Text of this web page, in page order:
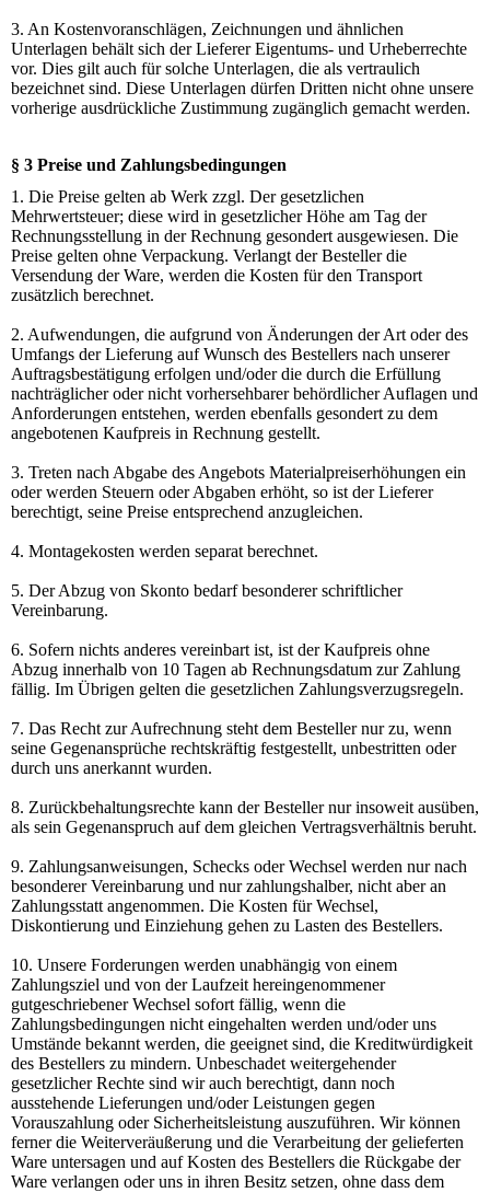
3. An Kostenvoranschlägen, Zeichnungen und ähnlichen
Unterlagen behält sich der Lieferer Eigentums- und Urheberrechte
vor. Dies gilt auch für solche Unterlagen, die als vertraulich
bezeichnet sind. Diese Unterlagen dürfen Dritten nicht ohne unsere
vorherige ausdrückliche Zustimmung zugänglich gemacht werden.
§ 3 Preise und Zahlungsbedingungen
1. Die Preise gelten ab Werk zzgl. Der gesetzlichen
Mehrwertsteuer; diese wird in gesetzlicher Höhe am Tag der
Rechnungsstellung in der Rechnung gesondert ausgewiesen. Die
Preise gelten ohne Verpackung. Verlangt der Besteller die
Versendung der Ware, werden die Kosten für den Transport
zusätzlich berechnet.
2. Aufwendungen, die aufgrund von Änderungen der Art oder des
Umfangs der Lieferung auf Wunsch des Bestellers nach unserer
Auftragsbestätigung erfolgen und/oder die durch die Erfüllung
nachträglicher oder nicht vorhersehbarer behördlicher Auflagen und
Anforderungen entstehen, werden ebenfalls gesondert zu dem
angebotenen Kaufpreis in Rechnung gestellt.
3. Treten nach Abgabe des Angebots Materialpreiserhöhungen ein
oder werden Steuern oder Abgaben erhöht, so ist der Lieferer
berechtigt, seine Preise entsprechend anzugleichen.
4. Montagekosten werden separat berechnet.
5. Der Abzug von Skonto bedarf besonderer schriftlicher
Vereinbarung.
6. Sofern nichts anderes vereinbart ist, ist der Kaufpreis ohne
Abzug innerhalb von 10 Tagen ab Rechnungsdatum zur Zahlung
fällig. Im Übrigen gelten die gesetzlichen Zahlungsverzugsregeln.
7. Das Recht zur Aufrechnung steht dem Besteller nur zu, wenn
seine Gegenansprüche rechtskräftig festgestellt, unbestritten oder
durch uns anerkannt wurden.
8. Zurückbehaltungsrechte kann der Besteller nur insoweit ausüben,
als sein Gegenanspruch auf dem gleichen Vertragsverhältnis beruht.
9. Zahlungsanweisungen, Schecks oder Wechsel werden nur nach
besonderer Vereinbarung und nur zahlungshalber, nicht aber an
Zahlungsstatt angenommen. Die Kosten für Wechsel,
Diskontierung und Einziehung gehen zu Lasten des Bestellers.
10. Unsere Forderungen werden unabhängig von einem
Zahlungsziel und von der Laufzeit hereingenommener
gutgeschriebener Wechsel sofort fällig, wenn die
Zahlungsbedingungen nicht eingehalten werden und/oder uns
Umstände bekannt werden, die geeignet sind, die Kreditwürdigkeit
des Bestellers zu mindern. Unbeschadet weitergehender
gesetzlicher Rechte sind wir auch berechtigt, dann noch
ausstehende Lieferungen und/oder Leistungen gegen
Vorauszahlung oder Sicherheitsleistung auszuführen. Wir können
ferner die Weiterveräußerung und die Verarbeitung der gelieferten
Ware untersagen und auf Kosten des Bestellers die Rückgabe der
Ware verlangen oder uns in ihren Besitz setzen, ohne dass dem